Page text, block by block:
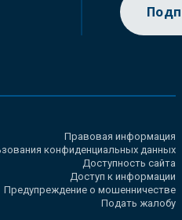
Правовая информация
конфиденциальных данных
Доступность сайта
Доступ к информации
Предупреждение о мошенничестве
Подать жалобу